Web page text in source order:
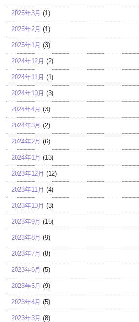
2025年3月 (1)
2025年2月 (1)
2025年1月 (3)
2024年12月 (2)
2024年11月 (1)
2024年10月 (3)
2024年4月 (3)
2024年3月 (2)
2024年2月 (6)
2024年1月 (13)
2023年12月 (12)
2023年11月 (4)
2023年10月 (3)
2023年9月 (15)
2023年8月 (9)
2023年7月 (8)
2023年6月 (5)
2023年5月 (9)
2023年4月 (5)
2023年3月 (8)